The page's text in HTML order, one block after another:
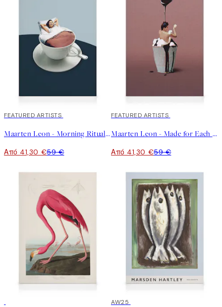
30%*
FEATURED ARTISTS
Maarten Leon - Morning Rituals Καμβά
Από 41,30 €59 €
30%*
FEATURED ARTISTS
Maarten Leon - Made for Each Other Καμβά
Από 41,30 €59 €
30%*
AW25